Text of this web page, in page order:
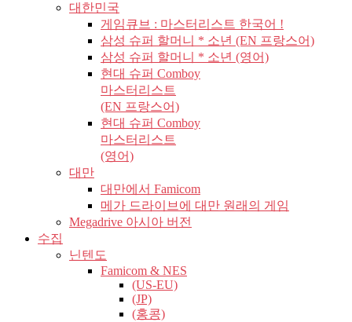
대한민국
게임큐브 : 마스터리스트 한국어 !
삼성 슈퍼 할머니 * 소년 (EN 프랑스어)
삼성 슈퍼 할머니 * 소년 (영어)
현대 슈퍼 Comboy
마스터리스트
(EN 프랑스어)
현대 슈퍼 Comboy
마스터리스트
(영어)
대만
대만에서 Famicom
메가 드라이브에 대만 원래의 게임
Megadrive 아시아 버전
수집
닌텐도
Famicom & NES
(US-EU)
(JP)
(홍콩)